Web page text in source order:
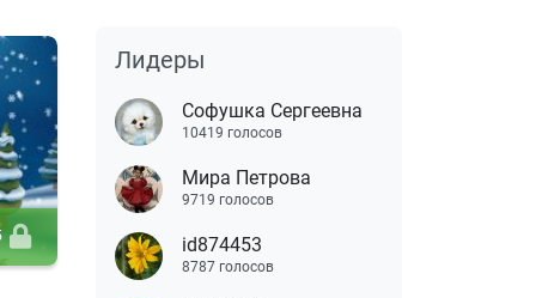
Лидеры
Софушка Сергеевна
10419 голосов
Мира Петрова
9719 голосов
id874453
8787 голосов